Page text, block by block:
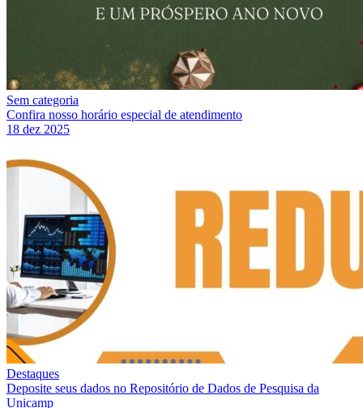
Sem categoria
Confira nosso horário especial de atendimento
18 dez 2025
Destaques
Deposite seus dados no Repositório de Dados de Pesquisa da
Unicamp